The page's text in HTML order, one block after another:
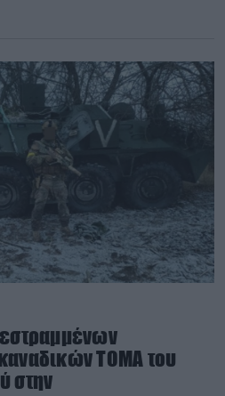
ΤΟΜΑ του
στην